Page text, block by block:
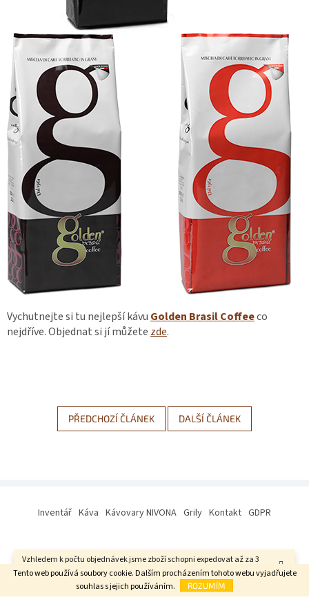
Tento web používá soubory cookie. Dalším procházením tohoto webu vyjadřujete
souhlas s jejich používáním.
ROZUMÍM
Vzhledem k počtu objednávek jsme zboží schopni expedovat až za 3
týdny. Děkujeme za pochopení.
Vychutnejte si tu nejlepší kávu Golden Brasil Coffeeco
nejdříve. Objednat si jí můžete zde.
PŘEDCHOZÍ ČLÁNEK DALŠÍ ČLÁNEK
í
Inventář Káva Kávovary NIVONA Grily Kontakt GDPR
Vytvořil Shoptet
Copyright 2026Gastroexpert s. r. o.. Všechna práva vyhrazena.